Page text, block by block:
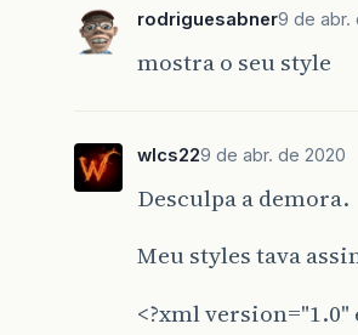
rodriguesabner9 de abr.
mostra o seu style
wlcs229 de abr. de 2020
Desculpa a demora.
Meu styles tava
<?xml